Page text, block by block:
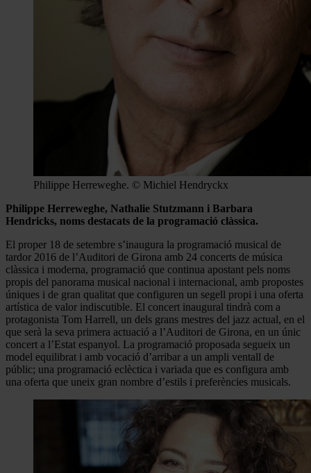
Philippe Herreweghe. © Michiel Hendryckx
Philippe Herreweghe, Nathalie Stutzmann i Barbara
Hendricks, noms destacats de la programació clàssica.
El proper 18 de setembre s’inaugura la programació musical de
tardor 2016 de l’Auditori de Girona amb 24 concerts de música
clàssica i moderna, programació que continua apostant pels noms
propis del panorama musical nacional i internacional, amb propostes
úniques i de gran qualitat que configuren un segell propi i una oferta
artística de valor indiscutible. El concert inaugural tindrà com a
protagonista Tom Harrell, un dels grans mestres del jazz actual, en el
que serà la seva primera actuació a l’Auditori de Girona, en un únic
concert a l’Estat espanyol. La programació proposada segueix un
model equilibrat i amb vocació d’arribar a un ampli ventall de
públic; una programació eclèctica i variada que es configura amb
una oferta que uneix gran nombre d’estils i preferències musicals.